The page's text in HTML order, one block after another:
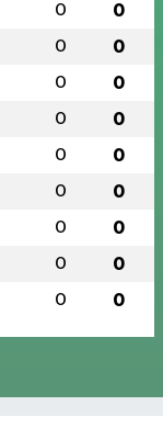
0 0
0 0
0 0
0 0
0 0
0 0
0 0
0 0
0 0